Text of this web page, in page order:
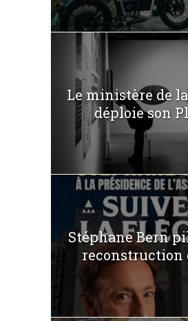
Le ministère de
déploie son
Stéphane Bern
reconstruction